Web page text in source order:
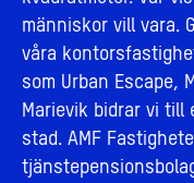
människor vill vara.
våra
som Urban Escape,
Marievik bidrar vi
stad. AMF